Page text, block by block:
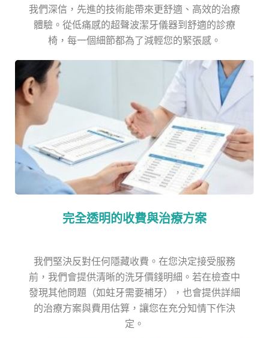
我們深信，先進的技術能帶來更舒適、高效的治療
體驗。從低痛感的超聲波潔牙儀器到舒適的診療
椅，每一個細節都為了減輕您的緊張感。
完全透明的收費與治療方案
我們堅決反對任何隱藏收費。在您決定接受服務
前，我們會提供清晰的洗牙價錢明細。若在檢查中
發現其他問題（如蛀牙需要補牙），也會提供詳細
的治療方案與費用估算，讓您在充分知情下作決
定。